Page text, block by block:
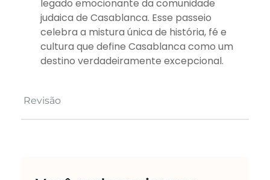
Revisão
legado emocionante da comunidade
judaica de Casablanca. Esse passeio
celebra a mistura única de história, fé e
cultura que define Casablanca como um
destino verdadeiramente excepcional.